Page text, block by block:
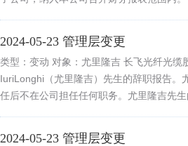
2024-05-23 管理层变更
类型：变动 对象：尤里隆吉 长飞光纤光缆
IuriLonghi（尤里隆吉）先生的辞职报告。
任后不在公司担任任何职务。尤里隆吉先
2024-05-23 管理层变更